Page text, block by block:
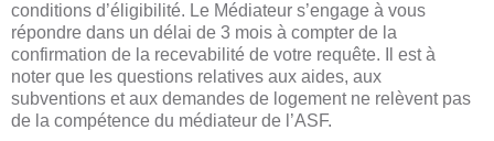
conditions d’éligibilité. Le Médiateur s’engage à vous
répondre dans un délai de 3 mois à compter de la
confirmation de la recevabilité de votre requête. Il est à
noter que les questions relatives aux aides, aux
subventions et aux demandes de logement ne relèvent pas
de la compétence du médiateur de l’ASF.